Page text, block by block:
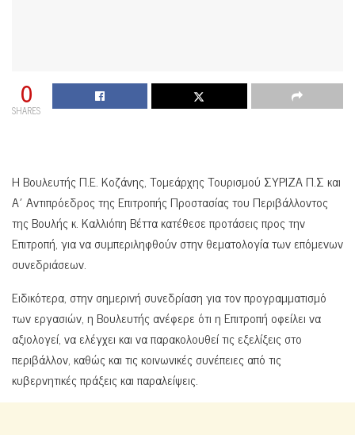
0
SHARES
Η Βουλευτής Π.Ε. Κοζάνης, Τομεάρχης Τουρισμού ΣΥΡΙΖΑ Π.Σ και
Α΄ Αντιπρόεδρος της Επιτροπής Προστασίας του Περιβάλλοντος
της Βουλής κ. Καλλιόπη Βέττα κατέθεσε προτάσεις προς την
Επιτροπή, για να συμπεριληφθούν στην θεματολογία των επόμενων
συνεδριάσεων.
Ειδικότερα, στην σημερινή συνεδρίαση για τον προγραμματισμό
των εργασιών, η Βουλευτής ανέφερε ότι η Επιτροπή οφείλει να
αξιολογεί, να ελέγχει και να παρακολουθεί τις εξελίξεις στο
περιβάλλον, καθώς και τις κοινωνικές συνέπειες από τις
κυβερνητικές πράξεις και παραλείψεις.